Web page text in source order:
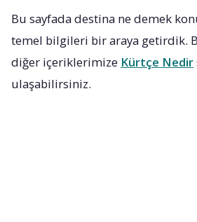
Bu sayfada destina ne demek
temel bilgileri bir araya getirdik.
diğer içeriklerimize Kürtçe Nedir
ulaşabilirsiniz.